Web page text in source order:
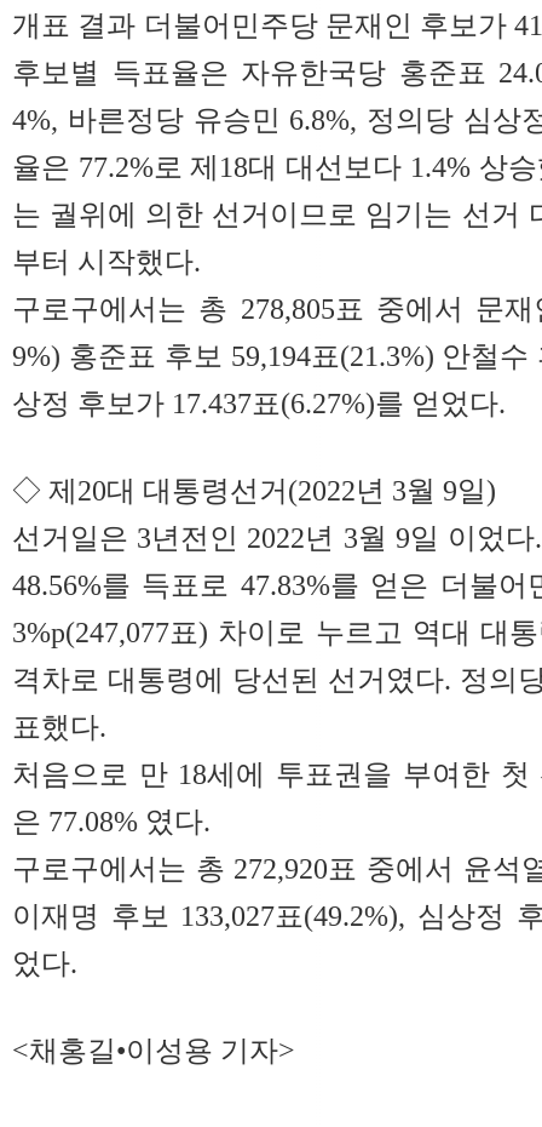
개표 결과 더불어민주당 문재인 후보가
후보별 득표율은 자유한국당 홍준표
4%, 바른정당 유승민 6.8%, 정의당 심상
율은 77.2%로 제18대 대선보다 1.4% 상
는 궐위에 의한 선거이므로 임기는 선거
부터 시작했다.
구로구에서는 총 278,805표 중에서 문재
9%) 홍준표 후보 59,194표(21.3%) 안철수
상정 후보가 17.437표(6.27%)를 얻었다.
◇ 제20대 대통령선거(2022년 3월 9일)
선거일은 3년전인 2022년 3월 9일 이었
48.56%를 득표로 47.83%를 얻은 더불어
3%p(247,077표) 차이로 누르고 역대 대
격차로 대통령에 당선된 선거였다. 정의
표했다.
처음으로 만 18세에 투표권을 부여한
은 77.08% 였다.
구로구에서는 총 272,920표 중에서 윤석
이재명 후보 133,027표(49.2%), 심상정
었다.
<채홍길•이성용 기자>